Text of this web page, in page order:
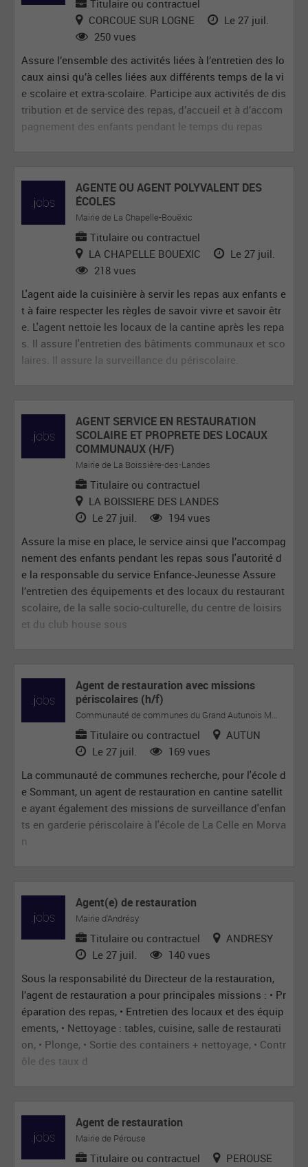
Titulaire ou contractuel
CORCOUE SUR LOGNE
Le 27 juil.
250 vues
Assure l’ensemble des activités liées à l’entretien des lo
caux ainsi qu’à celles liées aux différents temps de la vi
e scolaire et extra-scolaire. Participe aux activités de dis
tribution et de service des repas, d’accueil et à d’accom
pagnement des enfants pendant le temps du repas
AGENTE OU AGENT POLYVALENT DES
ÉCOLES
Mairie de La Chapelle-Bouëxic
Titulaire ou contractuel
LA CHAPELLE BOUEXIC
Le 27 juil.
218 vues
L'agent aide la cuisinière à servir les repas aux enfants e
t à faire respecter les règles de savoir vivre et savoir êtr
e. L'agent nettoie les locaux de la cantine après les repa
s. Il assure l'entretien des bâtiments communaux et sco
laires. Il assure la surveillance du périscolaire.
AGENT SERVICE EN RESTAURATION
SCOLAIRE ET PROPRETE DES LOCAUX
COMMUNAUX (H/F)
Mairie de La Boissière-des-Landes
Titulaire ou contractuel
LA BOISSIERE DES LANDES
Le 27 juil.
194 vues
Assure la mise en place, le service ainsi que l’accompag
nement des enfants pendant les repas sous l'autorité d
e la responsable du service Enfance-Jeunesse Assure
l’entretien des équipements et des locaux du restaurant
scolaire, de la salle socio-culturelle, du centre de loisirs
et du club house sous
Agent de restauration avec missions
périscolaires (h/f)
Communauté de communes du Grand Autunois Morvan
Titulaire ou contractuel
AUTUN
Le 27 juil.
169 vues
La communauté de communes recherche, pour l'école d
e Sommant, un agent de restauration en cantine satellit
e ayant également des missions de surveillance d'enfan
ts en garderie périscolaire à l'école de La Celle en Morva
n
Agent(e) de restauration
Mairie d'Andrésy
Titulaire ou contractuel
ANDRESY
Le 27 juil.
140 vues
Sous la responsabilité du Directeur de la restauration,
l’agent de restauration a pour principales missions : • Pr
éparation des repas, • Entretien des locaux et des équip
ements, • Nettoyage : tables, cuisine, salle de restaurati
on, • Plonge, • Sortie des containers + nettoyage, • Contr
ôle des taux d
Agent de restauration
Mairie de Pérouse
Titulaire ou contractuel
PEROUSE